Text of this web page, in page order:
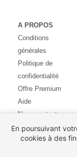
A PROPOS
Conditions
générales
Politique de
confidentialité
Offre Premium
Aide
Nous contacter
Avis des
utilisateurs
En poursuivant
cookies à des